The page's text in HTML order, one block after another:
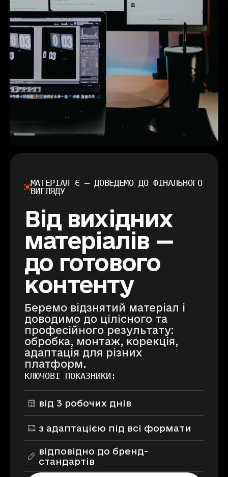
МАТЕРІАЛ Є — ДОВЕДЕМО ДО ФІНАЛЬНОГО
ВИГЛЯДУ
Від вихідних
матеріалів —
до готового
контенту
Беремо відзнятий матеріал і
доводимо до цілісного та
професійного результату:
обробка, монтаж, корекція,
адаптація для різних
платформ.
КЛЮЧОВІ ПОКАЗНИКИ:
від 3 робочих днів
з адаптацією під всі формати
відповідно до бренд-
стандартів